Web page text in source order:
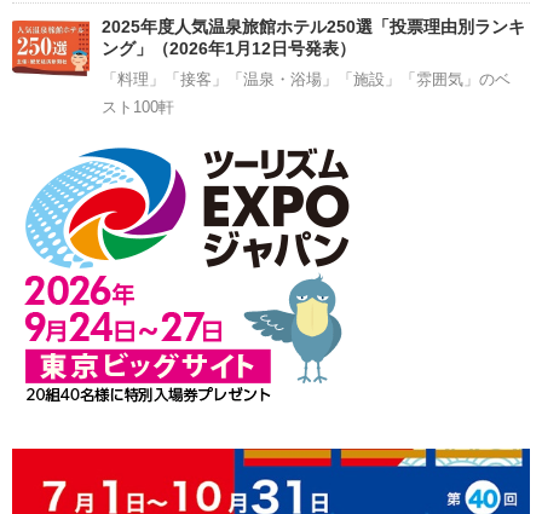
2025年度人気温泉旅館ホテル250選「投票理由別ランキ
ング」（2026年1月12日号発表）
「料理」「接客」「温泉・浴場」「施設」「雰囲気」のベ
スト100軒